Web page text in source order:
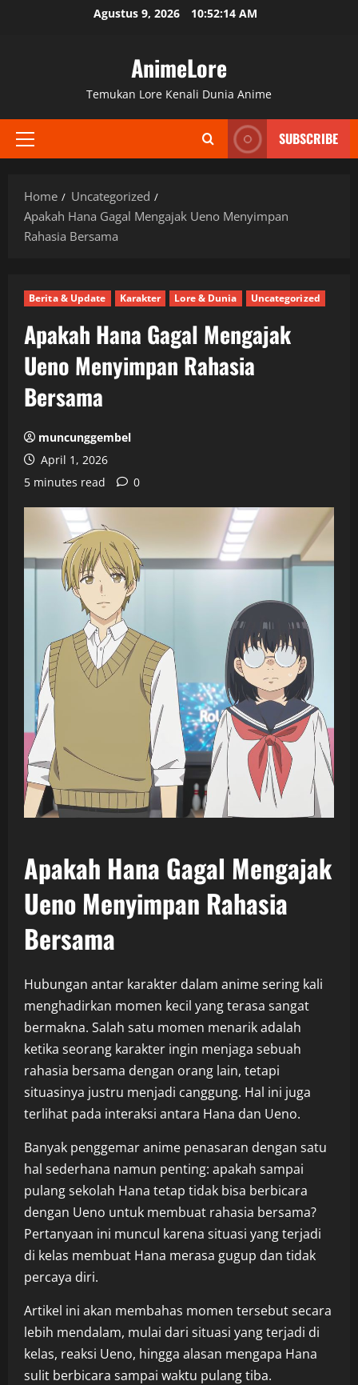
Agustus 9, 2026 10:52:15 AM
AnimeLore
Temukan Lore Kenali Dunia Anime
Primary
SUBSCRIBE
Home
Uncategorized
Apakah Hana Gagal Mengajak Ueno Menyimpan
Rahasia Bersama
Berita & Update Karakter Lore & Dunia Uncategorized
Apakah Hana Gagal Mengajak
Ueno Menyimpan Rahasia
Bersama
muncunggembel
April 1, 2026
5 minutes read
0
Apakah Hana Gagal Mengajak
Ueno Menyimpan Rahasia
Bersama
Hubungan antar karakter dalam anime sering kali
menghadirkan momen kecil yang terasa sangat
bermakna. Salah satu momen menarik adalah
ketika seorang karakter ingin menjaga sebuah
rahasia bersama dengan orang lain, tetapi
situasinya justru menjadi canggung. Hal ini juga
terlihat pada interaksi antara Hana dan Ueno.
Banyak penggemar anime penasaran dengan satu
hal sederhana namun penting: apakah sampai
pulang sekolah Hana tetap tidak bisa berbicara
dengan Ueno untuk membuat rahasia bersama?
Pertanyaan ini muncul karena situasi yang terjadi
di kelas membuat Hana merasa gugup dan tidak
percaya diri.
Artikel ini akan membahas momen tersebut secara
lebih mendalam, mulai dari situasi yang terjadi di
kelas, reaksi Ueno, hingga alasan mengapa Hana
sulit berbicara sampai waktu pulang tiba.